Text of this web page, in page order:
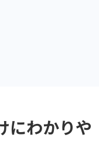
にわかりや